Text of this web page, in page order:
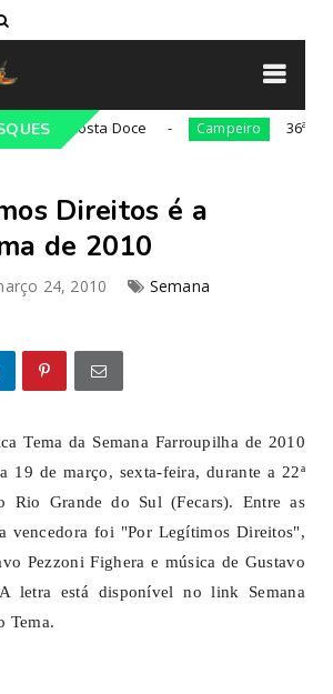
Costa Doce Campeiro 36ª edição
Direitos é a
de 2010
24, 2010
Semana
Tema da Semana Farroupilha de 2010
19 de março, sexta-feira, durante a 22ª
Rio Grande do Sul (Fecars). Entre as
vencedora foi "Por Legítimos Direitos",
Pezzoni Fighera e música de Gustavo
letra está disponível no link Semana
Tema.